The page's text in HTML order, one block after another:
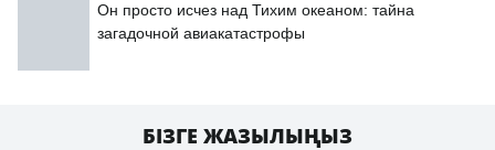
Он просто исчез над Тихим океаном: тайна
загадочной авиакатастрофы
БІЗГЕ ЖАЗЫЛЫҢЫЗ